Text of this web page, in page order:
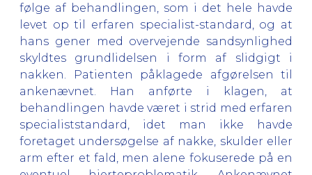
følge af behandlingen, som i det hele havde
levet op til erfaren specialist-standard, og at
hans gener med overvejende sandsynlighed
skyldtes grundlidelsen i form af slidgigt i
nakken. Patienten påklagede afgørelsen til
ankenævnet. Han anførte i klagen, at
behandlingen havde været i strid med erfaren
specialiststandard, idet man ikke havde
foretaget undersøgelse af nakke, skulder eller
arm efter et fald, men alene fokuserede på en